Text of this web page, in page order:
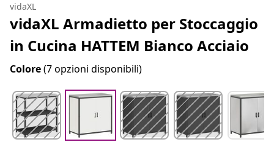
vidaXL
vidaXL Armadietto per Stoccaggio
in Cucina HATTEM Bianco Acciaio
Colore(7 opzioni disponibili)